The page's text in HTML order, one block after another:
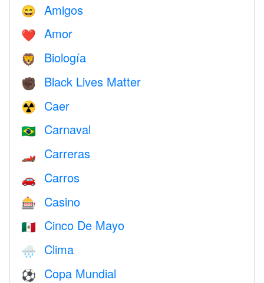
😄 Amigos
❤️️ Amor
🦁 Biología
✊🏿 Black Lives Matter
☢️ Caer
🇧🇷 Carnaval
🏎 Carreras
🚗 Carros
🎰 Casino
🇲🇽 Cinco De Mayo
🌧 Clima
⚽ Copa Mundial